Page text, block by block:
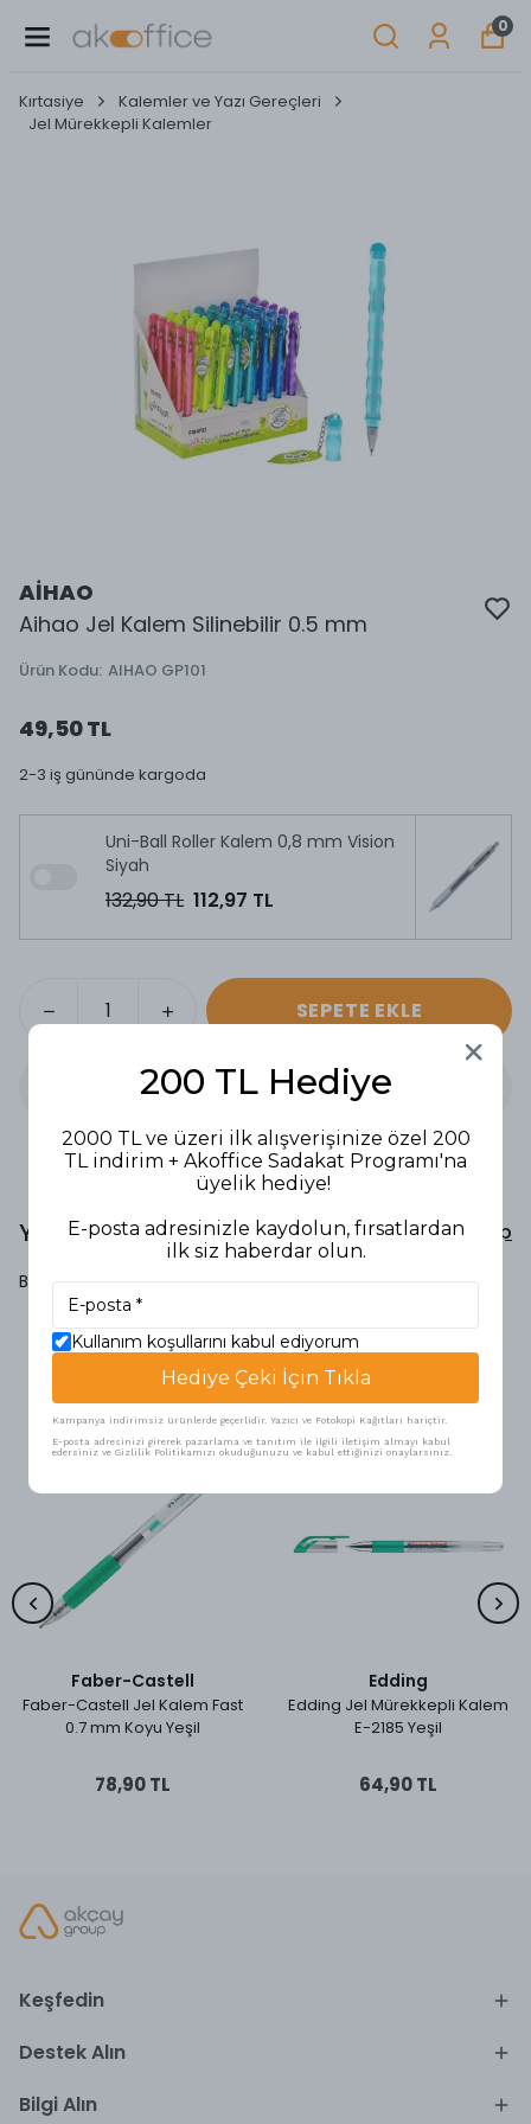
0
Kırtasiye
Kalemler ve Yazı Gereçleri
Jel Mürekkepli Kalemler
AİHAO
Aihao Jel Kalem Silinebilir 0.5 mm
Ürün Kodu: AIHAO GP101
49,50 TL
2-3 iş gününde kargoda
Uni-Ball Roller Kalem 0,8 mm Vision
Siyah
132,90 TL 112,97 TL
SEPETE EKLE
Yorumlar Yorum Yap
Bu ürün için henüz yorum yapılmamış.
Benzer Ürünler
Faber-Castell
Faber-Castell Jel Kalem Fast
0.7 mm Koyu Yeşil
78,90 TL
Edding
Edding Jel Mürekkepli Kalem
E-2185 Yeşil
64,90 TL
Keşfedin
Destek Alın
Bilgi Alın
200 TL Hediye
2000 TL ve üzeri ilk alışverişinize özel 200
TL indirim + Akoffice Sadakat Programı'na
üyelik hediye!
E-posta adresinizle kaydolun, fırsatlardan
ilk siz haberdar olun.
Kullanım koşullarını kabul ediyorum
Hediye Çeki İçin Tıkla
Kampanya indirimsiz ürünlerde geçerlidir. Yazıcı ve Fotokopi Kağıtları hariçtir.
E-posta adresinizi girerek pazarlama ve tanıtım ile ilgili iletişim almayı kabul
edersiniz ve Gizlilik Politikamızı okuduğunuzu ve kabul ettiğinizi onaylarsınız.